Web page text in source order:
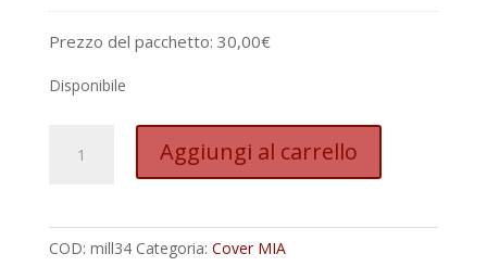
Prezzo del pacchetto: 30,00€
Disponibile
Aggiungi al carrello
COD: mill34 Categoria: Cover MIA